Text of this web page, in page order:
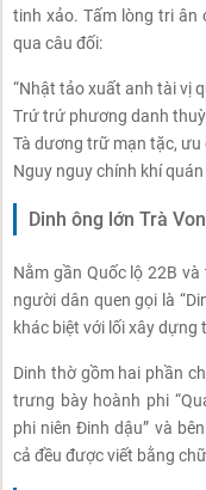
tinh xảo. Tấm lòng tri ân
qua câu đối:
“Nhật tảo xuất anh tài vị
Trứ trứ phương danh
Tà dương trữ mạn tặc, ưu
Nguy nguy chính khí quán
Dinh ông lớn Trà
Nằm gần Quốc lộ 22B
người dân quen gọi là
khác biệt với lối xây dựng
Dinh thờ gồm hai phần
trưng bày hoành phi
phi niên Đinh dậu” và
cả đều được viết bằng